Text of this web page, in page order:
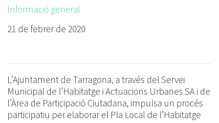
Informació general
21 de febrer de 2020
L’Ajuntament de Tarragona, a través del Servei
Municipal de l’Habitatge i Actuacions Urbanes SA i de
l’Àrea de Participació Ciutadana, impulsa un procés
participatiu per elaborar el Pla Local de l’Habitatge